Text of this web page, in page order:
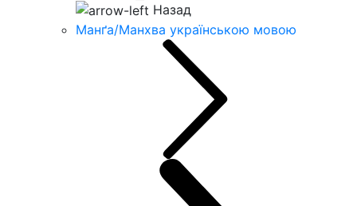
Назад
Манґа/Манхва українською мовою